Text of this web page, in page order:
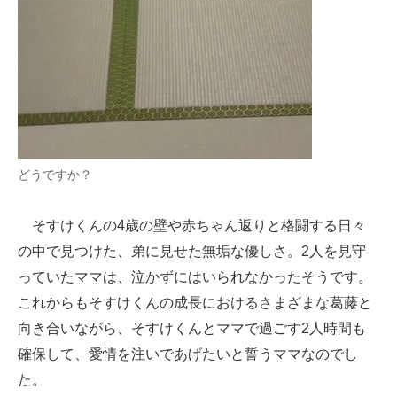
どうですか？
そすけくんの4歳の壁や赤ちゃん返りと格闘する日々
の中で見つけた、弟に見せた無垢な優しさ。2人を見守
っていたママは、泣かずにはいられなかったそうです。
これからもそすけくんの成長におけるさまざまな葛藤と
向き合いながら、そすけくんとママで過ごす2人時間も
確保して、愛情を注いであげたいと誓うママなのでし
た。